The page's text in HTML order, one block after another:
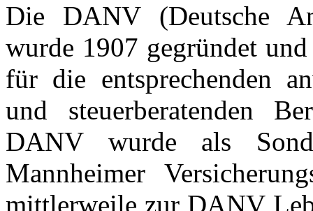
Die DANV (Deutsche
wurde 1907 gegründet
für die entsprechenden
und steuerberatenden
DANV wurde als
Mannheimer
mittlerweile zur DANV